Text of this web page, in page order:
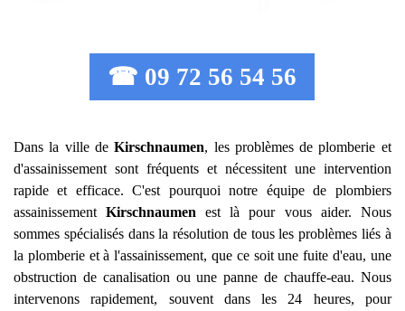
☎ 09 72 56 54 56
Dans la ville deKirschnaumen, les problèmes de plomberie et
d'assainissement sont fréquents et nécessitent une intervention
rapide et efficace. C'est pourquoi notre équipe de plombiers
assainissementKirschnaumen est là pour vous aider. Nous
sommes spécialisés dans la résolution de tous les problèmes liés à
la plomberie et à l'assainissement, que ce soit une fuite d'eau, une
obstruction de canalisation ou une panne de chauffe-eau. Nous
intervenons rapidement, souvent dans les 24 heures, pour